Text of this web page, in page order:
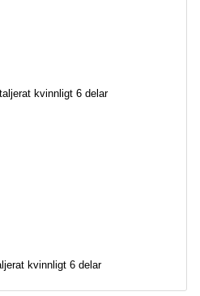
kvinnligt 6 delar